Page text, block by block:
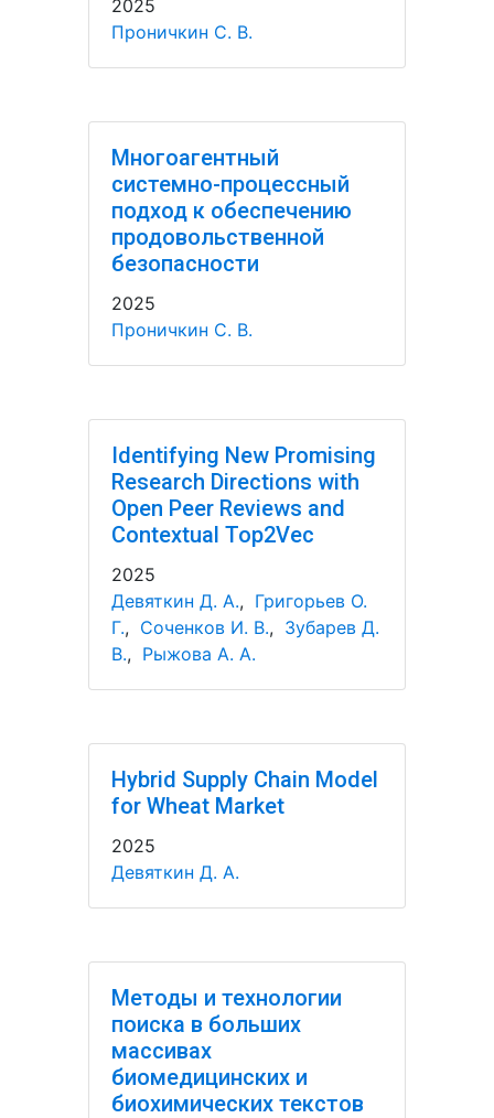
2025
Проничкин С. В.
Многоагентный
системно-процессный
подход к обеспечению
продовольственной
безопасности
2025
Проничкин С. В.
Identifying New Promising
Research Directions with
Open Peer Reviews and
Contextual Top2Vec
2025
Девяткин Д. А., Григорьев О.
Г., Соченков И. В., Зубарев Д.
В., Рыжова А. А.
Hybrid Supply Chain Model
for Wheat Market
2025
Девяткин Д. А.
Методы и технологии
поиска в больших
массивах
биомедицинских и
биохимических текстов